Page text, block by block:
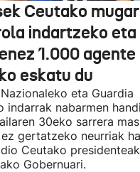
Ceutako
indartzeko eta
1.000 agente
eskatu du
eta Guardia
indarrak nabarmen
30eko sarrera
gertatzeko neurriak
Ceutako presidenteak
Gobernuari.